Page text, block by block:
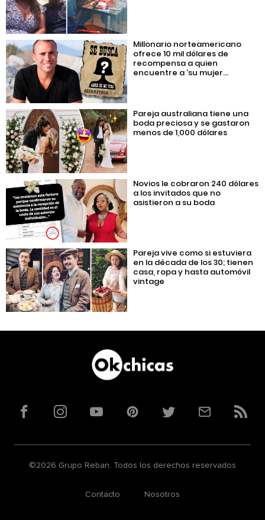
Millonario norteamericano
ofrece 10 mil dólares de
recompensa a quien
encuentre a ‘su mujer...
Pareja australiana tiene una
boda preciosa y se gastaron
menos de 1,000 dólares
Novios le cobraron 240 dólares
a los invitados que no
asistieron a su boda
Pareja vive como si estuviera
en la década de los 30; tienen
casa, ropa y hasta automóvil
vintage
FacebookInstagramYouTubePinterestTwitterCorreoRSS
©2026 Grupo Reban. Todos los derechos reservados
Contacto Nosotros